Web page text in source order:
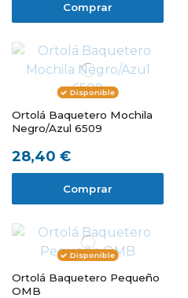
Comprar
Disponible
Ortolá Baquetero Mochila
Negro/Azul 6509
28,40 €
Comprar
Disponible
Ortolá Baquetero Pequeño
OMB